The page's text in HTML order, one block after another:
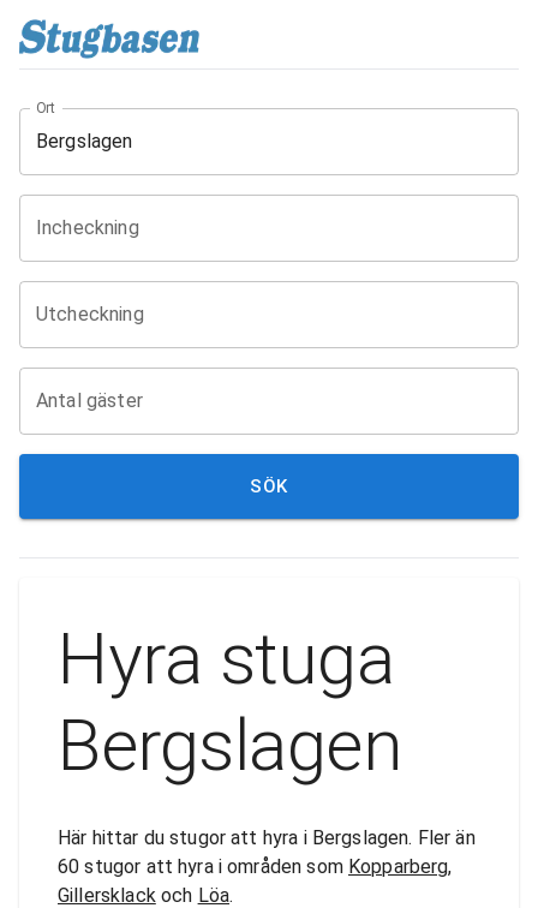
Ort
Incheckning
Utcheckning
Antal gäster
SÖK
Hyra stuga
Bergslagen
Här hittar du stugor att hyra i Bergslagen. Fler än
60 stugor att hyra i områden som Kopparberg,
Gillersklackoch Löa.